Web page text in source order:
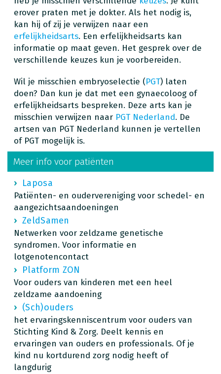
erover praten met je dokter. Als het nodig is,
kan hij of zij je verwijzen naar een
erfelijkheidsarts. Een erfelijkheidsarts kan
informatie op maat geven. Het gesprek over de
verschillende keuzes kun je voorbereiden.
Wil je misschien embryoselectie (PGT) laten
doen? Dan kun je dat met een gynaecoloog of
erfelijkheidsarts bespreken. Deze arts kan je
misschien verwijzen naar PGT Nederland. De
artsen van PGT Nederland kunnen je vertellen
of PGT mogelijk is.
Meer info voor patiënten
Laposa
Patiënten- en oudervereniging voor schedel- en
aangezichtsaandoeningen
ZeldSamen
Netwerken voor zeldzame genetische
syndromen. Voor informatie en
lotgenotencontact
Platform ZON
Voor ouders van kinderen met een heel
zeldzame aandoening
(Sch)ouders
het ervaringskenniscentrum voor ouders van
Stichting Kind & Zorg. Deelt kennis en
ervaringen van ouders en professionals. Of je
kind nu kortdurend zorg nodig heeft of
langdurig